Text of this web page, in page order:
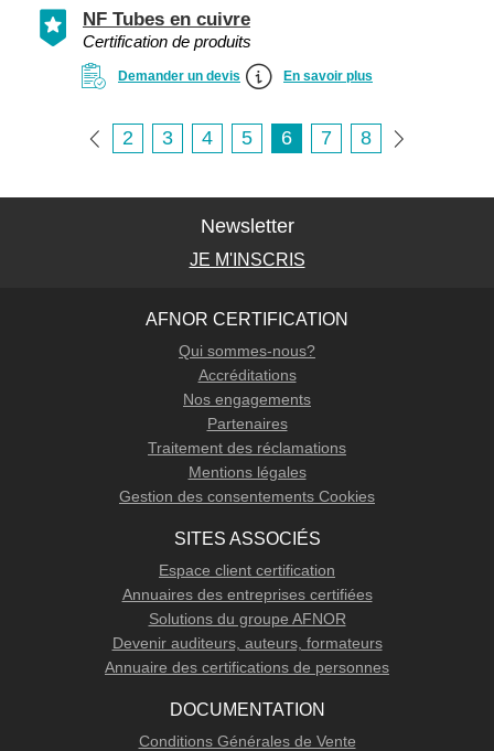
NF Tubes en cuivre
Certification de produits
Demander un devis En savoir plus
2 3 4 5 6 7 8
Newsletter
JE M'INSCRIS
AFNOR CERTIFICATION
Qui sommes-nous?
Accréditations
Nos engagements
Partenaires
Traitement des réclamations
Mentions légales
Gestion des consentements Cookies
SITES ASSOCIÉS
Espace client certification
Annuaires des entreprises certifiées
Solutions du groupe AFNOR
Devenir auditeurs, auteurs, formateurs
Annuaire des certifications de personnes
DOCUMENTATION
Conditions Générales de Vente